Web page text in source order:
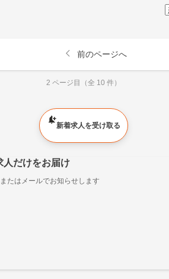
前のページへ
2 ページ目（全 10 件）
新着求人を受け取る
人だけをお届け
たはメールでお知らせします